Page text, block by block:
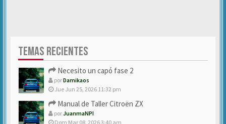
TEMAS RECIENTES
Necesito un capó fase 2
porDamikaos
Jue Jun 25, 2026 11:32 pm
Manual de Taller Citroën ZX
porJuanmaNPI
Dom Mar 08, 2026 3:40 am